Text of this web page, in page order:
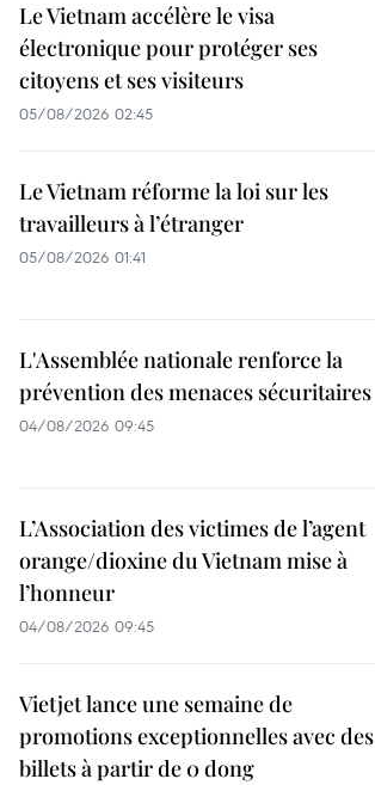
Le Vietnam accélère le visa
électronique pour protéger ses
citoyens et ses visiteurs
05/08/2026 02:45
Le Vietnam réforme la loi sur les
travailleurs à l’étranger
05/08/2026 01:41
L'Assemblée nationale renforce la
prévention des menaces sécuritaires
04/08/2026 09:45
L’Association des victimes de l’agent
orange/dioxine du Vietnam mise à
l’honneur
04/08/2026 09:45
Vietjet lance une semaine de
promotions exceptionnelles avec des
billets à partir de 0 dong